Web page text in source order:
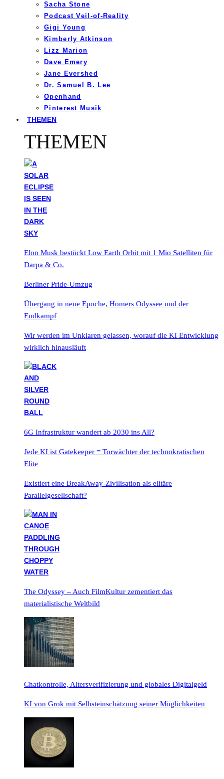
Sacha Stone
Podcast Veil-of-Reality
Gigi Young
Kimberly Atkinson
Lizz Marion
Dave Emery
Jane Evershed
Dr. Samuel B. Lee
Openhand
Pinterest Musik
THEMEN
THEMEN
Elon Musk bestückt Low Earth Orbit mit 1 Mio Satelliten für
Darpa & Co.
Berliner Pride-Umzug
Übergang in neue Epoche, Homers Odyssee und der
Endkampf
Wir werden im Unklaren gelassen, worauf die KI Entwicklung
wirklich hinausläuft
6G Infrastruktur wandert ab 2030 ins All?
Jede KI ist Gatekeeper = Torwächter der technokratischen
Elite
Existiert eine BreakAway-Zivilisation als elitäre
Parallelgesellschaft?
The Odyssey – Auch FilmKultur zementiert das
materialistische Weltbild
Chatkontrolle, Altersverifizierung und globales Digitalgeld
KI von Grok mit Selbsteinschätzung seiner Möglichkeiten